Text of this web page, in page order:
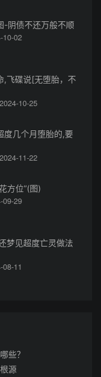
-阴债不还万般不顺
10-02
,飞碟说[无堕胎，不
10-25
度几个月堕胎的,要
11-22
方位”(图)
09-29
梦见超度亡灵做法
11
些？
源